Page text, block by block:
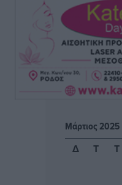
Ακαθάριστα οικόπεδα:
δεν τα καθαρίσει –
ποιος πληρώνει τον
Τοπικές Ειδήσεις• πριν 4
Πού κινούνται οι
από Γερμανούς
Μάρτιος 2025
Δ
Τ Τ